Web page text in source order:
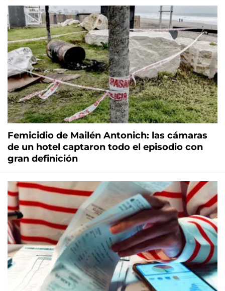
Femicidio de Mailén Antonich: las cámaras
de un hotel captaron todo el episodio con
gran definición